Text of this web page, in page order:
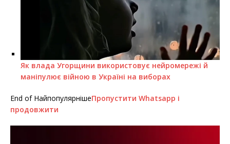
Як влада Угорщини використовує нейромережі й
маніпулює війною в Україні на виборах
End of НайпопулярнішеПропустити Whatsapp і
продовжити